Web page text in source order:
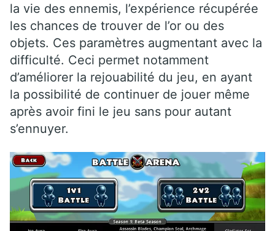
la vie des ennemis, l’expérience récupérée
les chances de trouver de l’or ou des
objets. Ces paramètres augmentant avec la
difficulté. Ceci permet notamment
d’améliorer la rejouabilité du jeu, en ayant
la possibilité de continuer de jouer même
après avoir fini le jeu sans pour autant
s’ennuyer.